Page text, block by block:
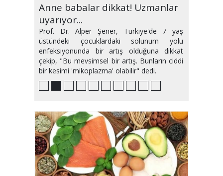
Randevuya gitmeyene yasak
geliyor!
Anne babalar dikkat! Uzmanlar
uyarıyor...
Prof. Dr. Alper Şener, Türkiye'de 7 yaş
üstündeki çocuklardaki solunum yolu
enfeksiyonunda bir artış olduğuna dikkat
çekip, "Bu mevsimsel bir artış. Bunların ciddi
bir kesimi 'mikoplazma' olabilir" dedi.
Hipertansiyona neden olan 6
hatalı alışkanlık!
Gebeliğin ilk üç ayı nasıl
geçirilmeli?
Güneşin ciltte en sık yol açtığı 5
hastalık
Klima hastalığı mı yoksa covid-
19 mu?
Türkiye'de maymun çiçeği
şüphesi
Sıvı kaybını 'meyve suyu' ile
önleyin
Ramazan'da kimler oruç
tutmamalı?
Güncelleme yapmayan sağlık
hizmeti alamayacak!